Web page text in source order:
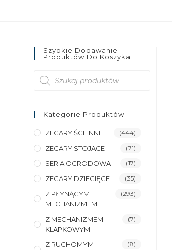
Szybkie Dodawanie
Produktów Do Koszyka
produktów
Kategorie Produktów
ZEGARY ŚCIENNE (444)
ZEGARY STOJĄCE (71)
SERIA OGRODOWA (17)
ZEGARY DZIECIĘCE (35)
Z PŁYNĄCYM
MECHANIZMEM
(293)
Z MECHANIZMEM
KLAPKOWYM
(7)
Z RUCHOMYM
(8)